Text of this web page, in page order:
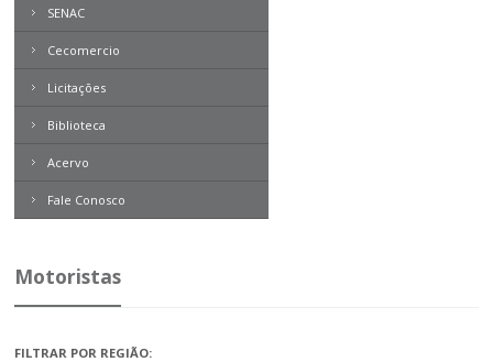
SENAC
Cecomercio
Licitações
Biblioteca
Boletim Direito
Contemporâneo
Revista Problemas Brasileiros
Livros
Acervo
Fale Conosco
Motoristas
FILTRAR POR REGIÃO: